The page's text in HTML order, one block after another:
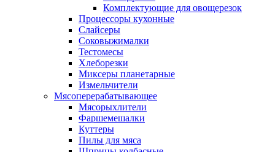
Комплектующие для овощерезок
Процессоры кухонные
Слайсеры
Соковыжималки
Тестомесы
Хлеборезки
Миксеры планетарные
Измельчители
Мясоперерабатывающее
Мясорыхлители
Фаршемешалки
Куттеры
Пилы для мяса